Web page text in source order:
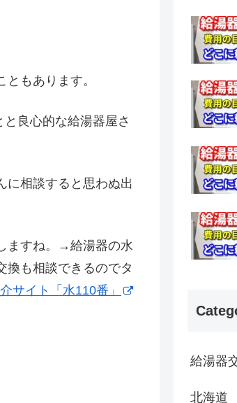
もあります。
良心的な給湯器屋さ
に相談すると思わぬ出
ますね。→給湯器の水
換も相談できるのでタ
サイト「水110番」
給湯器
北海道